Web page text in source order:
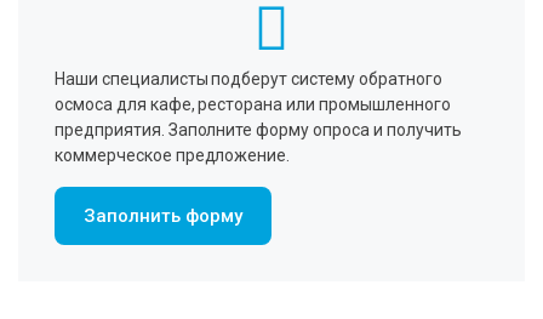
Наши специалисты подберут систему обратного
осмоса для кафе, ресторана или промышленного
предприятия. Заполните форму опроса и получить
коммерческое предложение.
Заполнить форму